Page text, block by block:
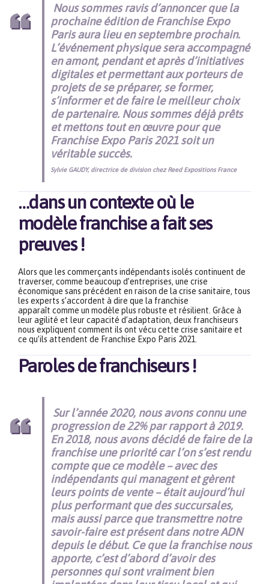
Nous sommes ravis d’annoncer que la
prochaine édition de Franchise Expo
Paris aura lieu en septembre prochain.
L’événement physique sera accompagné
en amont, pendant et après d’initiatives
digitales et permettant aux porteurs de
projets de se préparer, se former,
s’informer et de faire le meilleur choix
de partenaire. Nous sommes déjà prêts
et mettons tout en œuvre pour que
Franchise Expo Paris 2021 soit un
véritable succès.
Sylvie GAUDY, directrice de division chez Reed Expositions France
…dans un contexte où le
modèle franchise a fait ses
preuves !
Alors que les commerçants indépendants isolés continuent de
traverser, comme beaucoup d’entreprises, une crise
économique sans précédent en raison de la crise sanitaire, tous
les experts s’accordent à dire que la franchise
apparaît comme un modèle plus robuste et résilient. Grâce à
leur agilité et leur capacité d’adaptation, deux franchiseurs
nous expliquent comment ils ont vécu cette crise sanitaire et
ce qu’ils attendent de Franchise Expo Paris 2021.
Paroles de franchiseurs !
Sur l’année 2020, nous avons connu une
progression de 22% par rapport à 2019.
En 2018, nous avons décidé de faire de la
franchise une priorité car l’on s’est rendu
compte que ce modèle – avec des
indépendants qui managent et gèrent
leurs points de vente – était aujourd’hui
plus performant que des succursales,
mais aussi parce que transmettre notre
savoir-faire est présent dans notre ADN
depuis le début. Ce que la franchise nous
apporte, c’est d’abord d’avoir des
personnes qui sont vraiment bien